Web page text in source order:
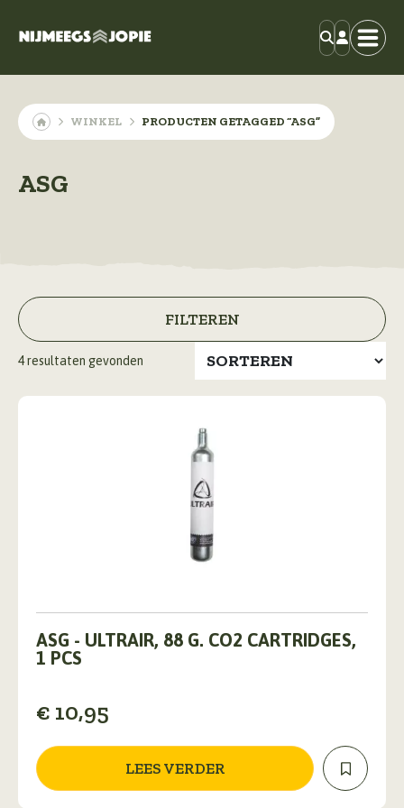
WINKEL PRODUCTEN GETAGGED “ASG”
ASG
FILTEREN
4resultaten gevonden
ASG - ULTRAIR, 88 G. CO2 CARTRIDGES,
1 PCS
€ 10,95
LEES VERDER